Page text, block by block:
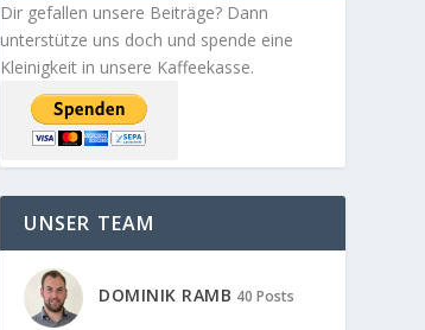
Dir gefallen unsere Beiträge? Dann
unterstütze uns doch und spende eine
Kleinigkeit in unsere Kaffeekasse.
UNSER TEAM
DOMINIK RAMB 40 Posts